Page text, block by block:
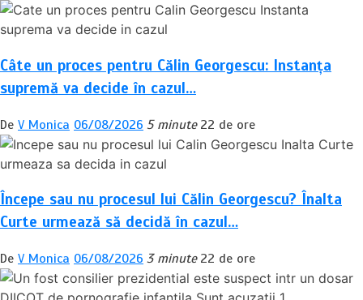
Câte un proces pentru Călin Georgescu: Instanța
supremă va decide în cazul…
De V Monica 06/08/2026 5 minute 22 de ore
Începe sau nu procesul lui Călin Georgescu? Înalta
Curte urmează să decidă în cazul…
De V Monica 06/08/2026 3 minute 22 de ore